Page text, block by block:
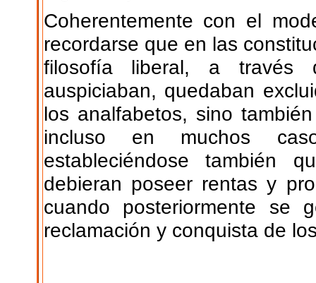
Coherentemente con el
recordarse que en las
filosofía liberal, a través
auspiciaban, quedaban
los analfabetos, sino
incluso en muchos
estableciéndose también
debieran poseer rentas y
cuando posteriormente se
reclamación y conquista de